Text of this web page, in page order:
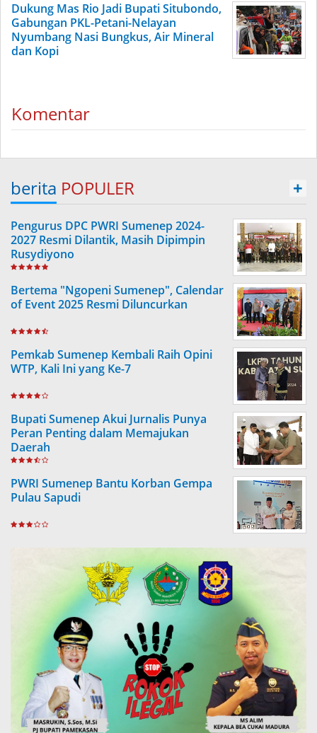
Dukung Mas Rio Jadi Bupati Situbondo,
Gabungan PKL-Petani-Nelayan
Nyumbang Nasi Bungkus, Air Mineral
dan Kopi
Komentar
berita POPULER +
Pengurus DPC PWRI Sumenep 2024-
2027 Resmi Dilantik, Masih Dipimpin
Rusydiyono
Bertema "Ngopeni Sumenep", Calendar
of Event 2025 Resmi Diluncurkan
Pemkab Sumenep Kembali Raih Opini
WTP, Kali Ini yang Ke-7
Bupati Sumenep Akui Jurnalis Punya
Peran Penting dalam Memajukan
Daerah
PWRI Sumenep Bantu Korban Gempa
Pulau Sapudi